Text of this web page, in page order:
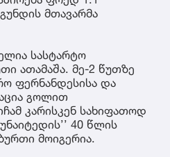
მთავარმა
სასტარტო
ათამაშა. მე-2 წუთზე
ფერნანდესისა და
გოლით
კარისკენ სახიფათოდ
40 წლის
მოიგერია.